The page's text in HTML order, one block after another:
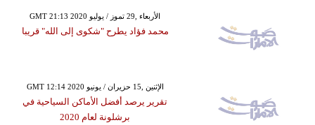
GMT 21:13 2020 الأربعاء ,29 تموز / يوليو
محمد فؤاد يطرح "شكوى إلى الله" قريبا
GMT 12:14 2020 الإثنين ,15 حزيران / يونيو
تقرير يرصد أفضل الأماكن السياحية في
برشلونة لعام 2020